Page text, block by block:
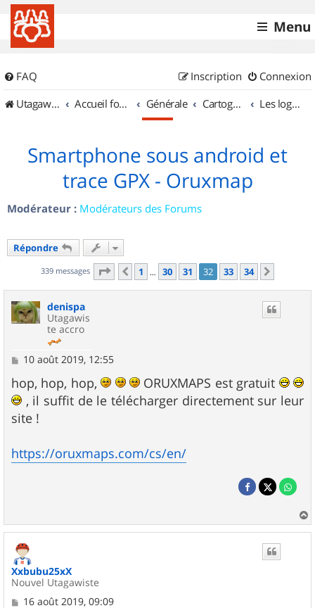
Menu
FAQ Connexion
Inscription
UtagawaVTT (Randos VTT et VTTAE avec traces GPS)
Accueil forum Générale Cartographie et GPS Les logiciels
Smartphone sous android et
trace GPX - Oruxmap
Modérateur : Modérateurs des Forums
Répondre
339 messages Page 32 sur34
Précédent
1 … 30 31 32 33 34
denispa
Utagawis
te accro
M
s
s
a
g
e
10 août 2019, 12:55
hop, hop, hop,
ORUXMAPS est gratuit
, il suffit de le télécharger directement sur leur
site !
https://oruxmaps.com/cs/en/
a
Xxbubu25xX
Nouvel Utagawiste
M16 août 2019, 09:09